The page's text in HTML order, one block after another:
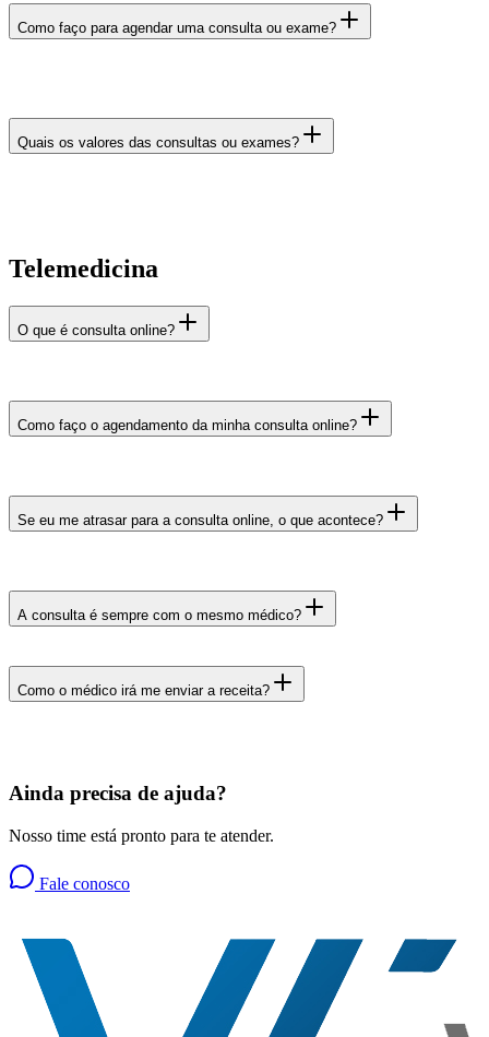
Como faço para agendar uma consulta ou exame?
Quais os valores das consultas ou exames?
Telemedicina
O que é consulta online?
Como faço o agendamento da minha consulta online?
Se eu me atrasar para a consulta online, o que acontece?
A consulta é sempre com o mesmo médico?
Como o médico irá me enviar a receita?
Ainda precisa de ajuda?
Nosso time está pronto para te atender.
Fale conosco